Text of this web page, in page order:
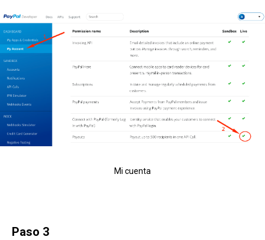
Mi cuenta
Paso 3